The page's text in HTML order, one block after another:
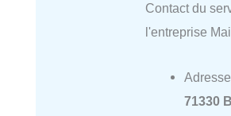
Contact du
l'entreprise
71330